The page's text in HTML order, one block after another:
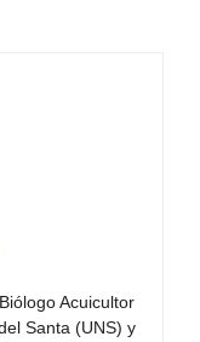
Acuicultor
Santa (UNS) y